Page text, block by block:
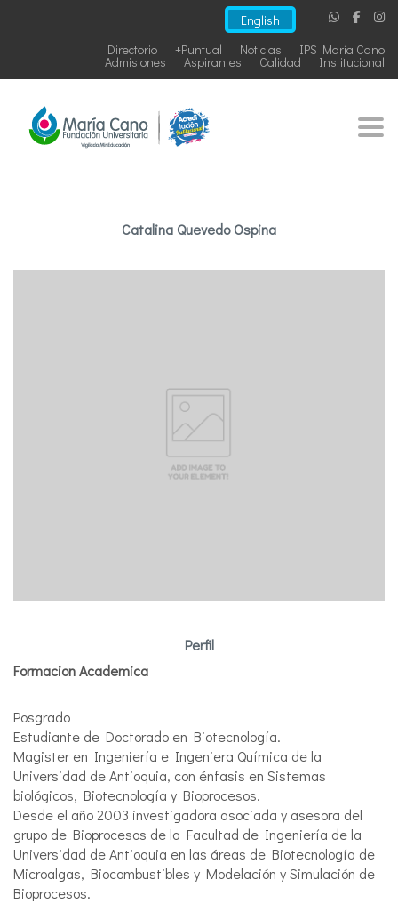
English
IPS María Cano
Noticias
+Puntual
Directorio
Institucional
Calidad
Aspirantes
Admisiones
Catalina Quevedo Ospina
Perfil
Formacion Academica
Posgrado
Estudiante de Doctorado en Biotecnología.
Magister en Ingeniería e Ingeniera Química de la
Universidad de Antioquia, con énfasis en Sistemas
biológicos, Biotecnología y Bioprocesos.
Desde el año 2003 investigadora asociada y asesora del
grupo de Bioprocesos de la Facultad de Ingeniería de la
Universidad de Antioquia en las áreas de Biotecnología de
Microalgas, Biocombustibles y Modelación y Simulación de
Bioprocesos.